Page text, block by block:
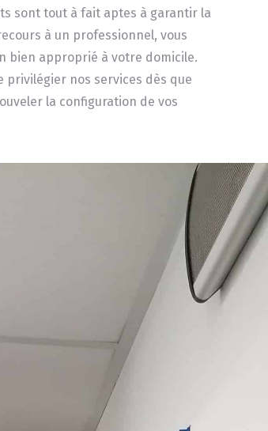
sont tout à fait aptes à garantir la
à un professionnel, vous
bien approprié à votre domicile.
privilégier nos services dès que
la configuration de vos